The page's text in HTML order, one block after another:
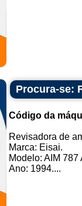
Procura-se:
Código da
Revisadora de
Marca: Eisai.
Modelo: AIM 787
Ano: 1994....